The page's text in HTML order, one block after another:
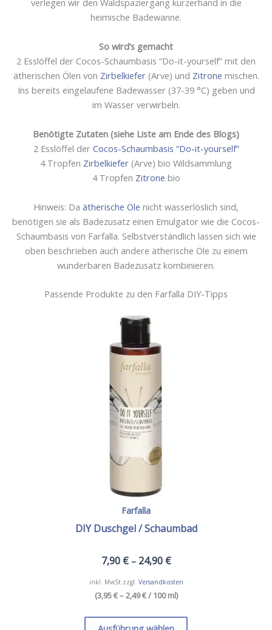
heimische Badewanne.
So wird’s gemacht
2 Esslöffel der Cocos-Schaumbasis “Do-it-yourself” mit den
ätherischen Ölen von Zirbelkiefer(Arve) und Zitrone mischen.
Ins bereits eingelaufene Badewasser (37-39 °C) geben und
im Wasser verwirbeln.
Benötigte Zutaten (siehe Liste am Ende des Blogs)
2 Esslöffel der Cocos-Schaumbasis “Do-it-yourself”
4 Tropfen Zirbelkiefer (Arve) bio Wildsammlung
4 Tropfen Zitrone bio
Hinweis: Da ätherische Öle nicht wasserlöslich sind,
benötigen sie als Badezusatz einen Emulgator wie die Cocos-
Schaumbasis von Farfalla. Selbstverständlich lassen sich wie
oben beschrieben auch andere ätherische Öle zu einem
wunderbaren Badezusatz kombinieren.
Passende Produkte zu den Farfalla DIY-Tipps
Farfalla
DIY Duschgel / Schaumbad
7,90 €– 24,90 €
inkl. MwSt.zzgl. Versandkosten
(3,95 € – 2,49 €/ 100 ml)